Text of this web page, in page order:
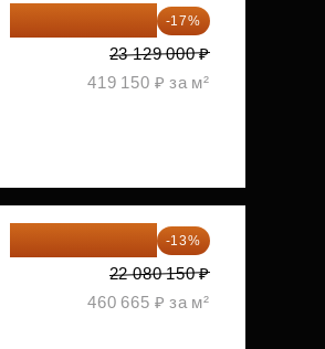
-17%
23 129 000 ₽
419 150 ₽ за м²
-13%
22 080 150 ₽
460 665 ₽ за м²